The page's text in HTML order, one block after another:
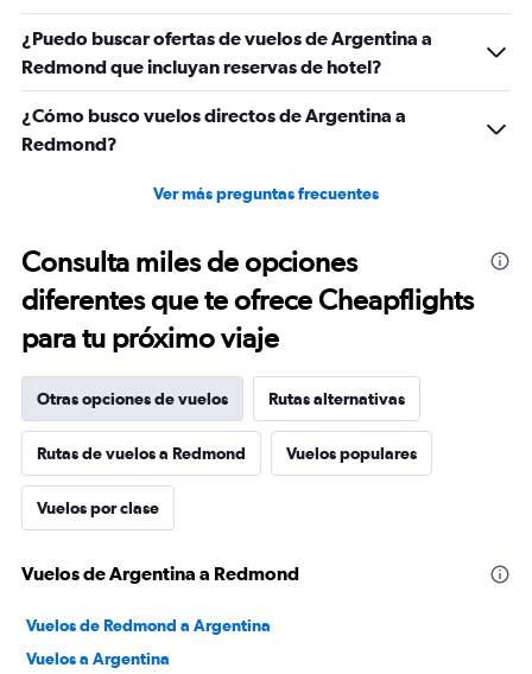
¿Puedo buscar ofertas de vuelos de Argentina a
Redmond que incluyan reservas de hotel?
¿Cómo busco vuelos directos de Argentina a
Redmond?
Ver más preguntas frecuentes
Consulta miles de opciones
diferentes que te ofrece Cheapflights
para tu próximo viaje
Otras opciones de vuelos Rutas alternativas
Rutas de vuelos a Redmond Vuelos populares
Vuelos por clase
Vuelos de Argentina a Redmond
Vuelos de Redmond a Argentina
Vuelos a Argentina